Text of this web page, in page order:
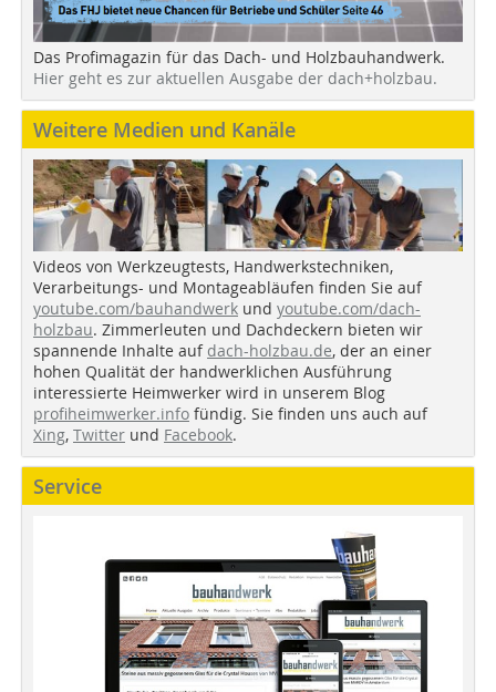
Das Profimagazin für das Dach- und Holzbauhandwerk.
Hier geht es zur aktuellen Ausgabe der dach+holzbau.
Weitere Medien und Kanäle
Videos von Werkzeugtests, Handwerkstechniken,
Verarbeitungs- und Montageabläufen finden Sie auf
youtube.com/bauhandwerk und youtube.com/dach-
holzbau. Zimmerleuten und Dachdeckern bieten wir
spannende Inhalte auf dach-holzbau.de, der an einer
hohen Qualität der handwerklichen Ausführung
interessierte Heimwerker wird in unserem Blog
profiheimwerker.info fündig. Sie finden uns auch auf
Xing, Twitter und Facebook.
Service